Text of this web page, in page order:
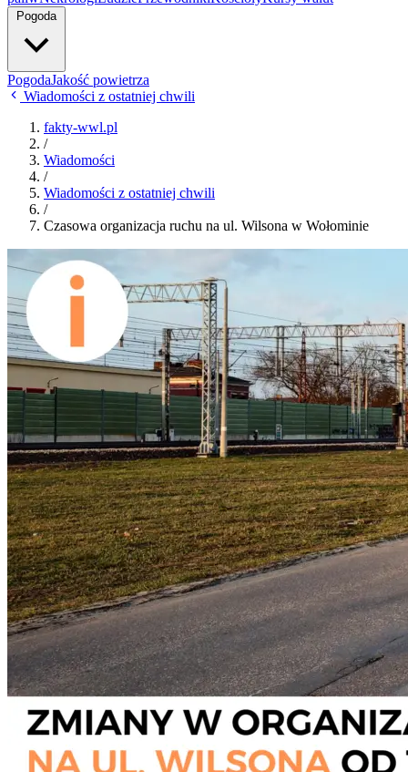
Pogoda
PogodaJakość powietrza
Wiadomości z ostatniej chwili
fakty-wwl.pl
/
Wiadomości
/
Wiadomości z ostatniej chwili
/
Czasowa organizacja ruchu na ul. Wilsona w Wołominie